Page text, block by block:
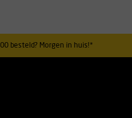
besteld? Morgen in huis!*